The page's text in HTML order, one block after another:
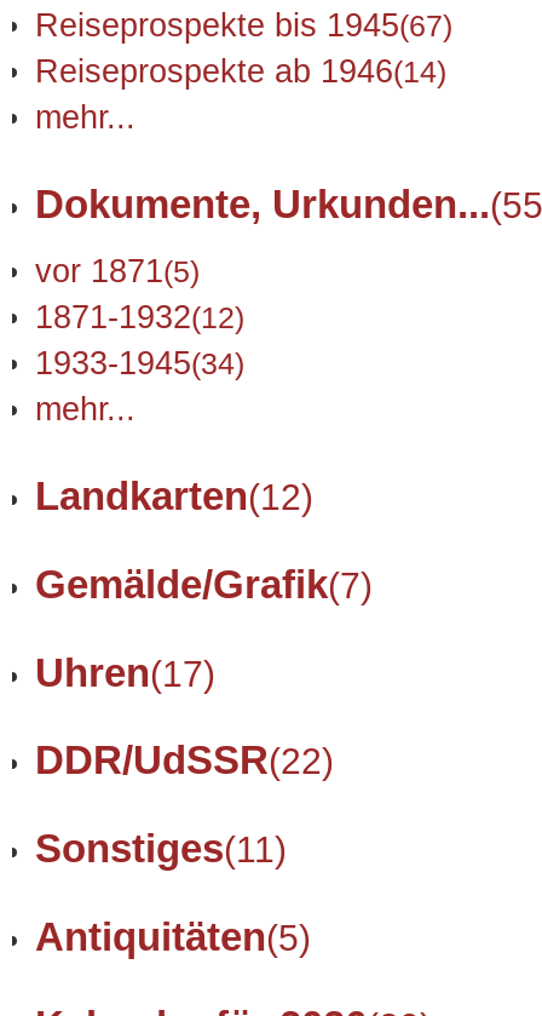
Reiseprospekte bis 1945(67)
Reiseprospekte ab 1946(14)
mehr...
Dokumente, Urkunden...
vor 1871(5)
1871-1932(12)
1933-1945(34)
mehr...
Landkarten(12)
Gemälde/Grafik(7)
Uhren(17)
DDR/UdSSR(22)
Sonstiges(11)
Antiquitäten(5)